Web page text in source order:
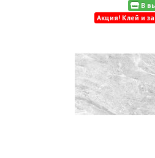
В
Акция! Клей и